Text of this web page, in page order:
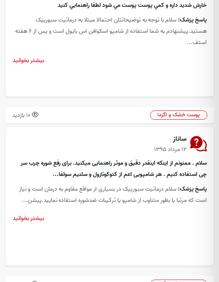
خارش شديد داره و کمي پوست پوست مي شود لطفا راهنمايي کنيد
پاسخ پزشک: سلام با توجه به توضیحاتتان احتمالا مبتلا به درماتیت سبورییک
هستید.پیشنهادم به شما استفاده از شامپو اسکوافن اس بایول است و پس از 6 هفته
استف...
بیشتر بخوانید
پوست خشک و اگزما 10 بازدید
ساناز
۱۲ مرداد ۱۳۹۵
سلام . ممنونم از اینکه اینقدر دقیق و موثر راهنمایی میکنید. برای رفع شوره چرب سر
چی استفاده کنیم . هر شامپویی اعم از کتوکونازول و سلنیم سولفا...
پاسخ پزشک: سلام درماتیت سبورییک در بسیاری از مواقع مقاوم به درمان است و نیاز
است که مرتبا یا بطور متناوب از شامپو یا ترکیبات ضدشوره استفاده نمایید.پیشن...
بیشتر بخوانید